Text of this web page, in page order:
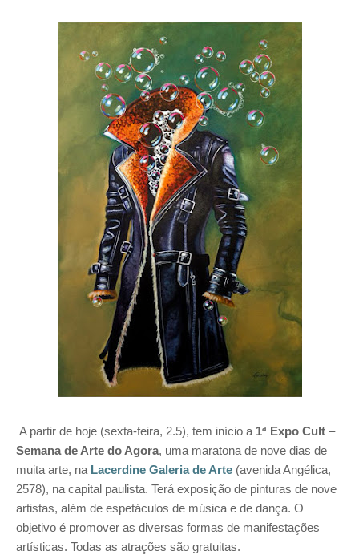
A partir de hoje (sexta-feira, 2.5), tem início a 1ª Expo Cult –
Semana de Arte do Agora, uma maratona de nove dias de
muita arte, na Lacerdine Galeria de Arte (avenida Angélica,
2578), na capital paulista. Terá exposição de pinturas de nove
artistas, além de espetáculos de música e de dança. O
objetivo é promover as diversas formas de manifestações
artísticas. Todas as atrações são gratuitas.